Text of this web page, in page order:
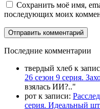
Сохранить моё имя,
последующих моих
Последние комментарии
твердый хлеб к
26 сезон 9 серия.
взялась ИИ?.."
рот к записи:
серия. Идеальный